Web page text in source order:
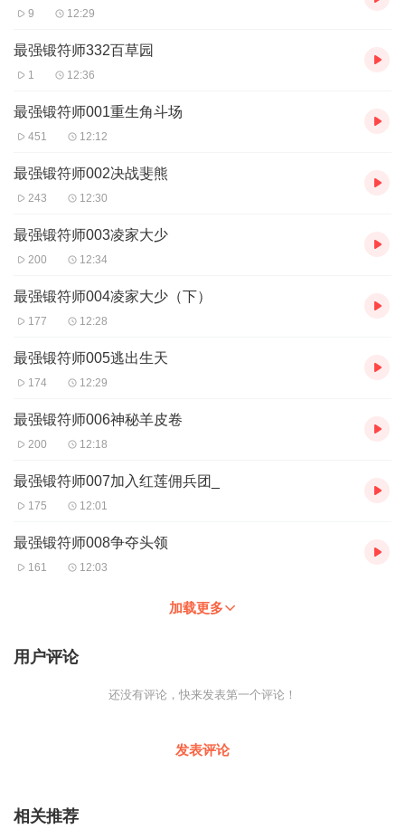
【购买须知】
收听，可下载重复收听。
2、版权归原作者所有，严禁翻录成任何形式，严禁在任何第三方平
台传播，违者将追究其法律责任。
3、如在充值／购买环节遇到问题，您可通过页面右上方按钮，将页
面分享至微信内使用微信支付完成购买。
4、在购买过程中，如果您有任何问题，可以按以下步骤咨询在线客
第一步：您可在喜马拉雅APP【账号-联系客服】中咨询在线客服；
第二步：如果您无法联系上APP内在线客服，可关注【喜马拉雅
服；
第三步：如果在线客服都未取得联系，也可拨打客服电话：400-
9 12:29
最强锻符师332百草园
1 12:36
最强锻符师001重生角斗场
451 12:12
最强锻符师002决战斐熊
243 12:30
最强锻符师003凌家大少
200 12:34
最强锻符师004凌家大少（下）
177 12:28
最强锻符师005逃出生天
174 12:29
最强锻符师006神秘羊皮卷
200 12:18
最强锻符师007加入红莲佣兵团_
175 12:01
最强锻符师008争夺头领
161 12:03
加载更多
用户评论
还没有评论，快来发表第一个评论！
发表评论
相关推荐